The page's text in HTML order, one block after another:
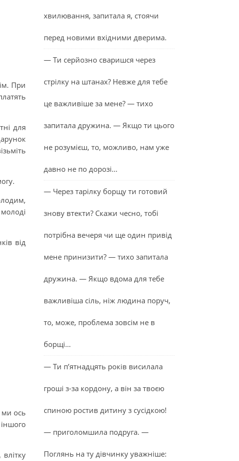
При
для
від
ми ось
хвилювання, запитала я, стоячи
перед новими вхідними дверима.
— Ти серйозно сваришся через
стрілку на штанах? Невже для тебе
це важливіше за мене? — тихо
запитала дружина. — Якщо ти цього
не розумієш, то, можливо, нам уже
давно не по дорозі…
— Через тарілку борщу ти готовий
знову втекти? Скажи чесно, тобі
потрібна вечеря чи ще один привід
мене принизити? — тихо запитала
дружина. — Якщо вдома для тебе
важливіша сіль, ніж людина поруч,
то, може, проблема зовсім не в
борщі…
— Ти п’ятнадцять років висилала
гроші з-за кордону, а він за твоєю
спиною ростив дитину з сусідкою!
— приголомшила подруга. —
Поглянь на ту дівчинку уважніше: